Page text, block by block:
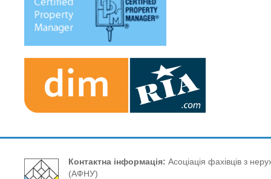
Контактна інформація: Асоціація фахівців з
(АФНУ)